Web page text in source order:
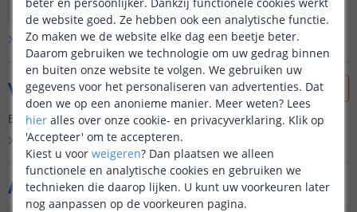
Aanvullende producten
Bekijk alleklantfoto’s
Vraag & antwoord
Er is nog geen vraag gesteld over dit product.
Bekijk alle Vraag & antwoord
de website goed. Ze hebben ook een analytische functie.
Zo maken we de website elke dag een beetje beter.
Daarom gebruiken we technologie om uw gedrag binnen
en buiten onze website te volgen. We gebruiken uw
gegevens voor het personaliseren van advertenties. Dat
doen we op een anonieme manier. Meer weten? Lees
hier alles over onze cookie- en privacyverklaring. Klik op
'Accepteer' om te accepteren.
Kiest u voor weigeren? Dan plaatsen we alleen
functionele en analytische cookies en gebruiken we
technieken die daarop lijken. U kunt uw voorkeuren later
nog aanpassen op de voorkeuren pagina.